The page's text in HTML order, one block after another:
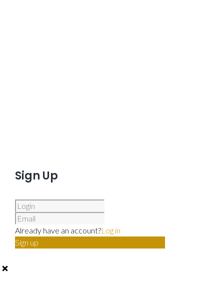
Sign Up
Already have an account?Log in
Sign up